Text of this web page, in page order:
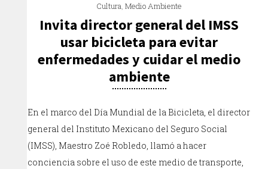
Cultura,Medio Ambiente
Invita director general del IMSS
usar bicicleta para evitar
enfermedades y cuidar el medio
ambiente
En el marco del Día Mundial de la Bicicleta, el director
general del Instituto Mexicano del Seguro Social
(IMSS), Maestro Zoé Robledo, llamó a hacer
conciencia sobre el uso de este medio de transporte,